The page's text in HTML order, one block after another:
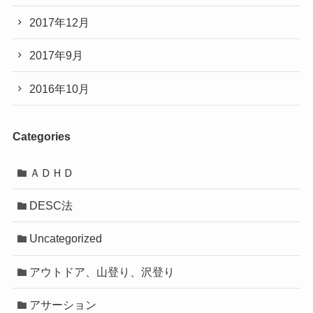
2017年12月
2017年9月
2016年10月
Categories
ＡＤＨＤ
DESC法
Uncategorized
アウトドア、山登り、沢登り
アサーション